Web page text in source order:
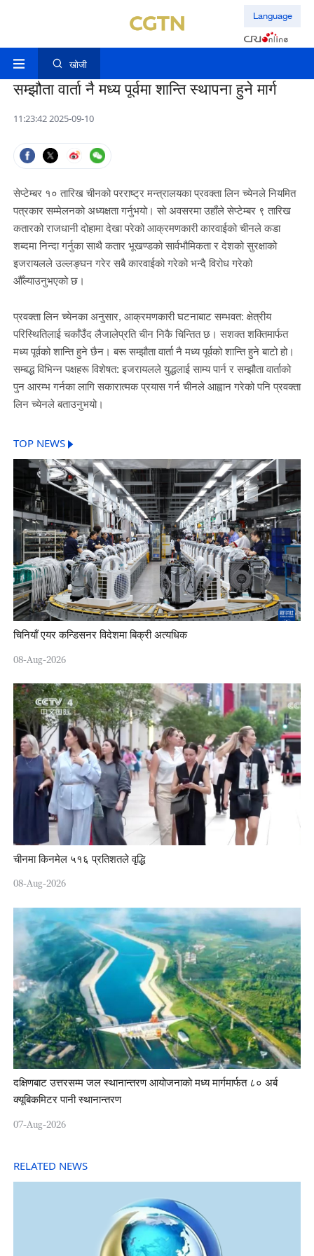
Language
खोजी
सम्झौता वार्ता नै मध्य पूर्वमा शान्ति स्थापना हुने मार्ग
11:23:42 2025-09-10
सेप्टेम्बर १० तारिख चीनको परराष्ट्र मन्त्रालयका प्रवक्ता लिन च्येनले नियमित
पत्रकार सम्मेलनको अध्यक्षता गर्नुभयो। सो अवसरमा उहाँले सेप्टेम्बर ९ तारिख
कतारको राजधानी दोहामा देखा परेको आक्रमणकारी कारवाईको चीनले कडा
शब्दमा निन्दा गर्नुका साथै कतार भूखण्डको सार्वभौमिकता र देशको सुरक्षाको
इजरायलले उल्लङ्घन गरेर सबै कारवाईको गरेको भन्दै विरोध गरेको
औँल्याउनुभएको छ।
प्रवक्ता लिन च्येनका अनुसार, आक्रमणकारी घटनाबाट सम्भवत: क्षेत्रीय
परिस्थितिलाई चर्काँउँद लैजालेप्रति चीन निकै चिन्तित छ। सशक्त शक्तिमार्फत
मध्य पूर्वको शान्ति हुने छैन। बरू सम्झौता वार्ता नै मध्य पूर्वको शान्ति हुने बाटो हो।
सम्बद्ध विभिन्न पक्षहरू विशेषत: इजरायलले युद्धलाई साम्य पार्न र सम्झौता वार्ताको
पुन आरम्भ गर्नका लागि सकारात्मक प्रयास गर्न चीनले आह्वान गरेको पनि प्रवक्ता
लिन च्येनले बताउनुभयो।
TOP NEWS
चिनियाँ एयर कन्डिसनर विदेशमा बिक्री अत्यधिक
08-Aug-2026
चीनमा किनमेल ५१६ प्रतिशतले वृद्धि
08-Aug-2026
दक्षिणबाट उत्तरसम्म जल स्थानान्तरण आयोजनाको मध्य मार्गमार्फत ८० अर्ब
क्यूबिकमिटर पानी स्थानान्तरण
07-Aug-2026
RELATED NEWS